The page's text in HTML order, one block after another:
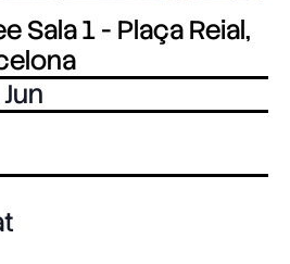
Sala 1 - Plaça Reial,